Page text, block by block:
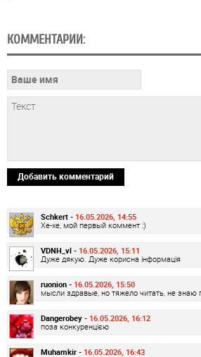
КОММЕНТАРИИ:
Добавить комментарий
Schkert - 16.05.2026, 14:55
Хе-хе, мой первый коммент :)
VDNH_vl - 16.05.2026, 15:11
Дуже дякую. Дуже корисна інформація
ruonion - 16.05.2026, 15:50
мысли здравые, но тяжело читать, не знаю
Dangerobey - 16.05.2026, 16:12
поза конкуренцією
Muhamkir - 16.05.2026, 16:43